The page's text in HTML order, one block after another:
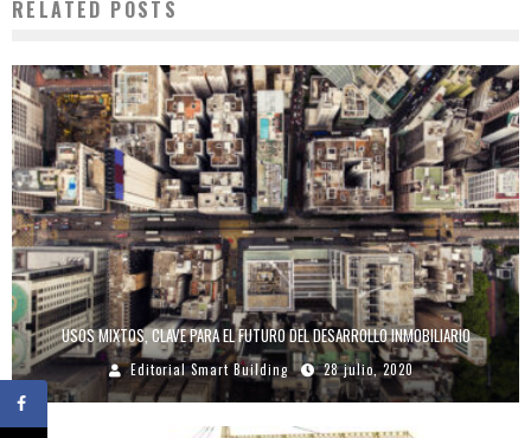
RELATED POSTS
USOS MIXTOS, CLAVE PARA EL FUTURO DEL DESARROLLO INMOBILIARIO
Editorial Smart Building 28 julio, 2020